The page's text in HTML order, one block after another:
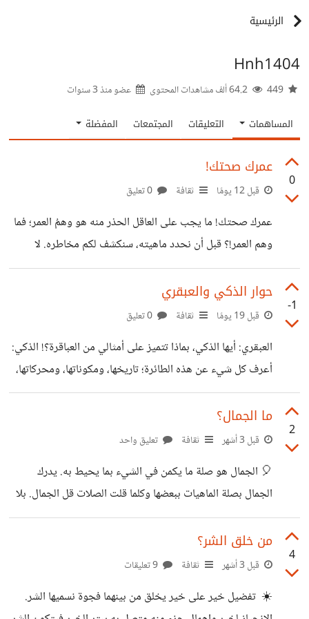
الرئيسية
Hnh1404
عضو منذ3 سنوات
المساهمات التعليقات المجتمعات المفضلة
0
عمرك صحتك!
قبل 12 يومًا ثقافة
عمرك صحتك! ​ما يجب على العاقل الحذر منه هو وهمُ العمر؛ فما
وهم العمر!؟ قبل أن نحدد ماهيته، سنكشف لكم مخاطره. ​لا
ينبغي لعمرك أن يعزلك عن المساهمة في التألق والإبداع وإثبات
إبداعك وكفاحك وطموحك. ​العمر لا يضع حداً لنشاطك وقدرتك
متى تدرك بأنك كبرت على التألق؟ عندما تعجز عن الحركة،
وتعجز عن التفكير، وتعجز عن التغيير، وتعجز عن التأثير، وتعجز
عن
-1
حوار الذكي والعبقري
قبل 19 يومًا ثقافة
العبقري: أيها الذكي، بماذا تتميز على أمثالي من العباقرة؟! ​الذكي:
أعرف كل شيء عن هذه الطائرة؛ تاريخها، ومكوناتها، ومحركاتها،
وكيف صنعت، وكيف تطير، وليس هذا فحسب، بل أجيد قيادتها
ما قلته لي عنها، لكن لدي مخططات هندسية لها علاقة بالأجسام
ثقلها مع عدم تقليل حجمها؛ لزيادة دقة مسارها وسرعة وصولها
من نقطة إلى أخرى مع الحفاظ على الأمان. ​الذكي:
2
ما الجمال؟
قبل 3 أشهر ثقافة تعليق واحد
🎈 الجمال هو صلة ما يكمن في الشيء بما يحيط به. يدرك
الجمال بصلة الماهيات ببعضها وكلما قلت الصلات قل الجمال. بلا
صلة بين ما يكمن في الطعام وما يحيط به يتعفن. بلا صلة بين ما
الأرض وما يهطل عليها تجف. صلة الألوان ببعضها كونت جمال
ببعضها كونت جمال العقل وصلة الجزيئات ببعضها كونت جمال
4
من خلق الشر؟
قبل 3 أشهر ثقافة
☀️ تفضيل خير على خير يخلق من بينهما فجوة نسميها الشر.